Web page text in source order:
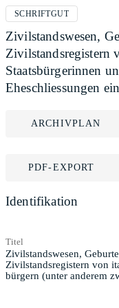
SCHRIFTGUT
Zivilstandswesen,
Zivilstandsregistern
Staatsbürgerinnen
Eheschliessungen
ARCHIVPLAN
PDF-EXPORT
Identifikation
Titel
Zivilstandswesen,
Zivilstandsregistern von
bürgern (unter anderem